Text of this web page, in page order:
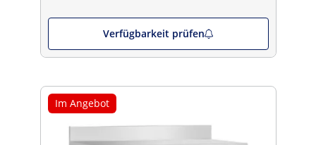
Verfügbarkeit prüfen
Im Angebot